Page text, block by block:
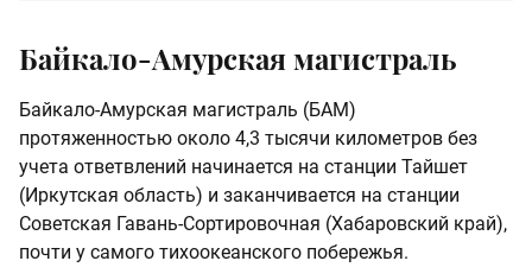
Байкало-Амурская магистраль
Байкало-Амурская магистраль (БАМ)
протяженностью около 4,3 тысячи километров без
учета ответвлений начинается на станции Тайшет
(Иркутская область) и заканчивается на станции
Советская Гавань-Сортировочная (Хабаровский край),
почти у самого тихоокеанского побережья.